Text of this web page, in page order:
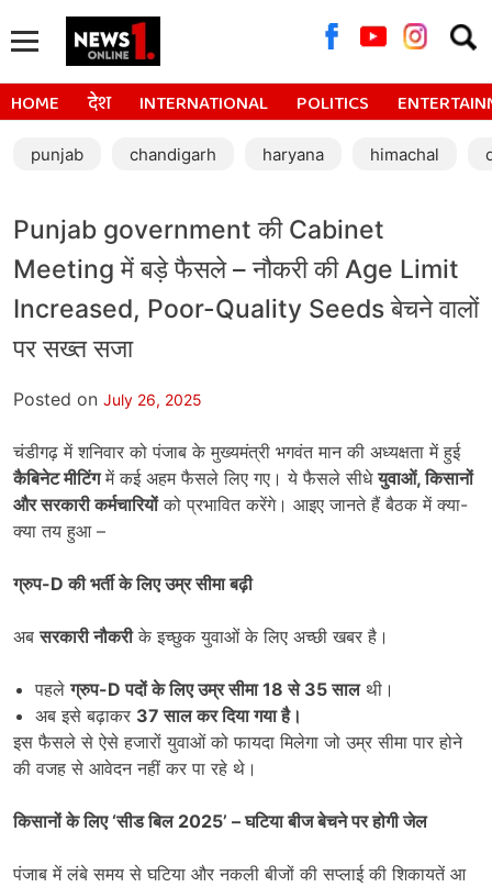
for:
HOME देश INTERNATIONAL POLITICS
punjab chandigarh haryana himachal
Punjab government की Cabinet
Meeting में बड़े फैसले – नौकरी की Age Limit
Increased, Poor-Quality Seeds बेचने वालों
पर सख्त सजा
Posted on July 26, 2025
चंडीगढ़ में शनिवार को पंजाब के मुख्यमंत्री भगवंत मान की अध्यक्षता में हुई
कैबिनेट मीटिंगमें कई अहम फैसले लिए गए। ये फैसले सीधेयुवाओं,किसानों
और सरकारी कर्मचारियोंको प्रभावित करेंगे। आइए जानते हैं बैठक में क्या-
क्या तय हुआ –
ग्रुप-Dकी भर्ती के लिए उम्र सीमा बढ़ी
अबसरकारी नौकरीके इच्छुक युवाओं के लिए अच्छी खबर है।
पहलेग्रुप-Dपदों के लिए उम्र सीमा18से 35सालथी।
अब इसे बढ़ाकर 37साल कर दिया गया है।
इस फैसले से ऐसे हजारों युवाओं को फायदा मिलेगा जो उम्र सीमा पार होने
की वजह से आवेदन नहीं कर पा रहे थे।
किसानों के लिए ‘सीड बिल 2025’ –घटिया बीज बेचने पर होगी जेल
पंजाब में लंबे समय से घटिया और नकली बीजों की सप्लाई की शिकायतें आ